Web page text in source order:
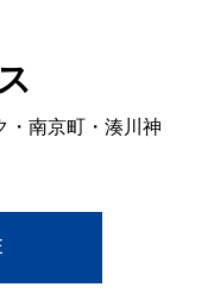
・南京町・湊川神